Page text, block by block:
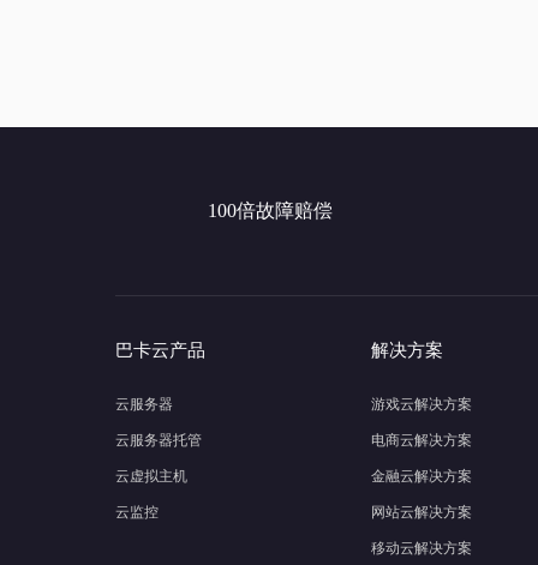
100倍故障赔偿
巴卡云产品
云服务器
云服务器托管
云虚拟主机
云监控
解决方案
游戏云解决方案
电商云解决方案
金融云解决方案
网站云解决方案
移动云解决方案